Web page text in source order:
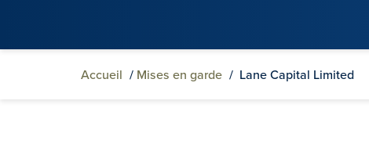
Accueil / Mises en garde / Lane Capital Limited